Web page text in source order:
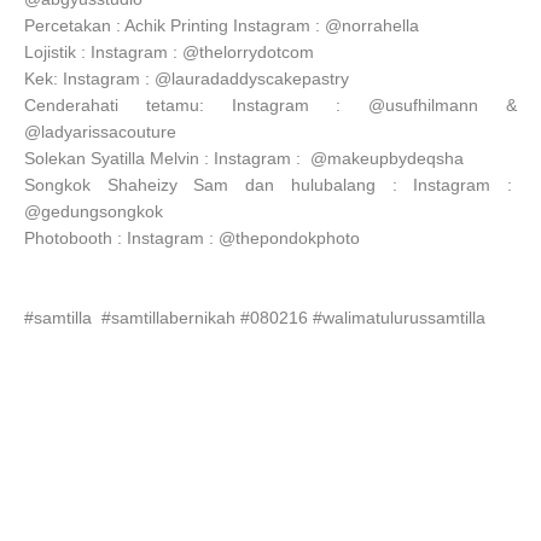
Percetakan : Achik Printing Instagram : @norrahella
Lojistik : Instagram : @thelorrydotcom
Kek: Instagram : @lauradaddyscakepastry
Cenderahati tetamu: Instagram : @usufhilmann &
@ladyarissacouture
Solekan Syatilla Melvin : Instagram : @makeupbydeqsha
Songkok Shaheizy Sam dan hulubalang : Instagram :
@gedungsongkok
Photobooth : Instagram : @thepondokphoto
#samtilla #samtillabernikah #080216 #walimatulurussamtilla